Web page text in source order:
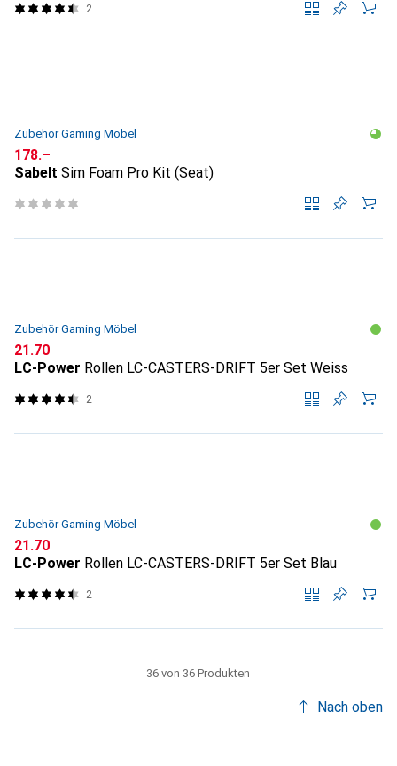
2
Zubehör Gaming Möbel
CHF
178.–
Sabelt Sim Foam Pro Kit (Seat)
Zubehör Gaming Möbel
CHF
21.70
LC-Power Rollen LC-CASTERS-DRIFT 5er Set Weiss
2
Zubehör Gaming Möbel
CHF
21.70
LC-Power Rollen LC-CASTERS-DRIFT 5er Set Blau
2
36 von 36 Produkten
Nach oben